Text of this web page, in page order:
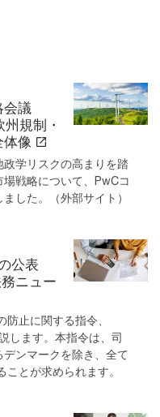
会議
規制・
体像
学リスクの高まりを踏
戦略について、PwCコ
した。（外部サイト）
公表
ニュー
止に関する指令、
します。本指令は、司
ンマークを除き、全て
とが求められます。